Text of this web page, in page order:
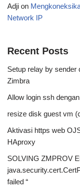
Adji on
Network IP
Recent Posts
Setup relay by sender
Zimbra
Allow login ssh
resize disk guest vm
Aktivasi https web
HAproxy
SOLVING ZMPROV
failed “